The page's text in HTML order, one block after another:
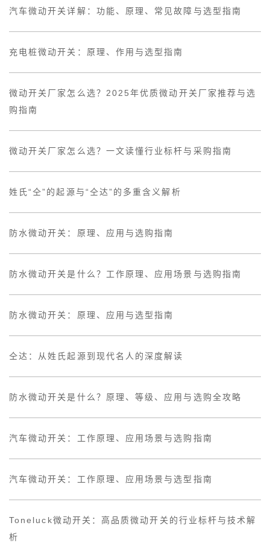
汽车微动开关详解：功能、原理、常见故障与选型指南
充电桩微动开关：原理、作用与选型指南
微动开关厂家怎么选？2025年优质微动开关厂家推荐与选
购指南
微动开关厂家怎么选？一文读懂行业标杆与采购指南
姓氏“仝”的起源与“仝达”的多重含义解析
防水微动开关：原理、应用与选购指南
防水微动开关是什么？工作原理、应用场景与选购指南
防水微动开关：原理、应用与选型指南
仝达：从姓氏起源到现代名人的深度解读
防水微动开关是什么？原理、等级、应用与选购全攻略
汽车微动开关：工作原理、应用场景与选购指南
汽车微动开关：工作原理、应用场景与选型指南
Toneluck微动开关：高品质微动开关的行业标杆与技术解
析